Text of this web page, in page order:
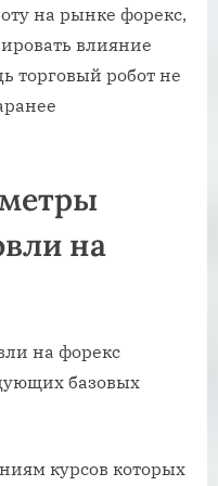
на рынке форекс,
влияние
торговый робот не
на
на форекс
базовых
курсов которых